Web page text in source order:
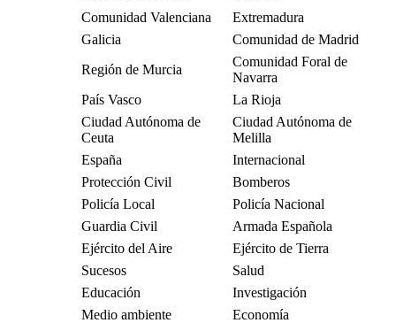
Comunidad Valenciana
Extremadura
Galicia
Comunidad de Madrid
Región de Murcia
Comunidad Foral de
Navarra
País Vasco
La Rioja
Ciudad Autónoma de
Ceuta
Ciudad Autónoma de
Melilla
España
Internacional
Protección Civil
Bomberos
Policía Local
Policía Nacional
Guardia Civil
Armada Española
Ejército del Aire
Ejército de Tierra
Sucesos
Salud
Educación
Investigación
Medio ambiente
Economía